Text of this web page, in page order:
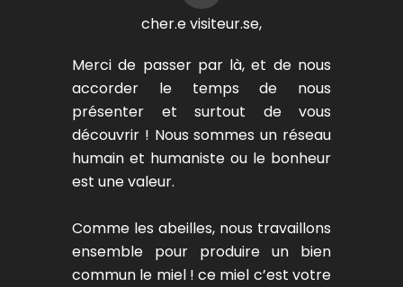
cher.e visiteur.se,
Merci de passer par là, et de nous
accorder le temps de nous
présenter et surtout de vous
découvrir ! Nous sommes un réseau
humain et humaniste ou le bonheur
est une valeur.
Comme les abeilles, nous travaillons
ensemble pour produire un bien
commun le miel ! ce miel c’est votre